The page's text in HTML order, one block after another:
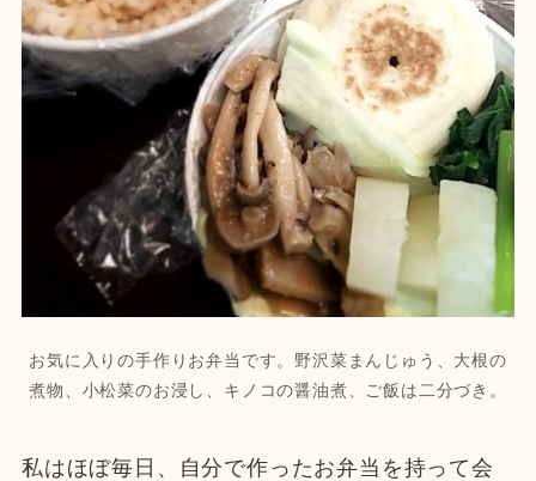
お気に入りの手作りお弁当です。野沢菜まんじゅう、大根の
煮物、小松菜のお浸し、キノコの醤油煮、ご飯は二分づき。
私はほぼ毎日、自分で作ったお弁当を持って会